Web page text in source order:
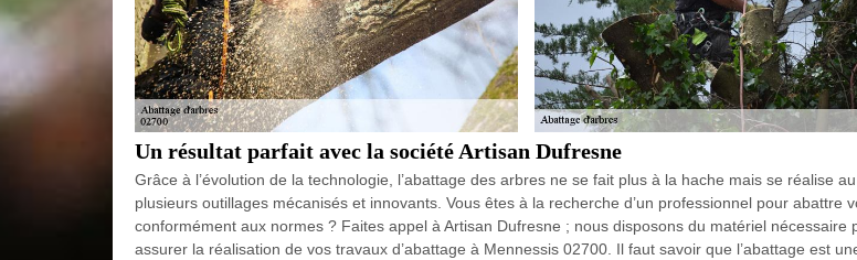
Un résultat parfait avec la société Artisan Dufresne
Grâce à l’évolution de la technologie, l’abattage des arbres ne se fait plus à la hache mais se réalise
plusieurs outillages mécanisés et innovants. Vous êtes à la recherche d’un professionnel pour abattre
conformément aux normes ? Faites appel à Artisan Dufresne ; nous disposons du matériel nécessaire
assurer la réalisation de vos travaux d’abattage à Mennessis 02700. Il faut savoir que l’abattage est